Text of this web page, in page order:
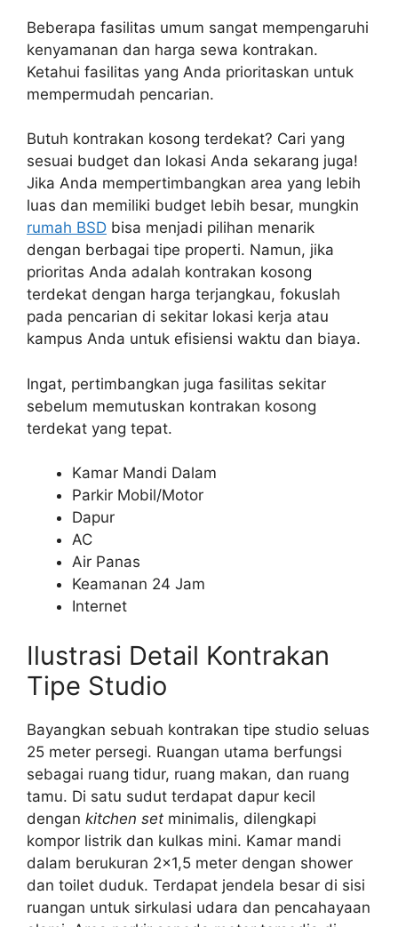
Beberapa fasilitas umum sangat mempengaruhi
kenyamanan dan harga sewa kontrakan.
Ketahui fasilitas yang Anda prioritaskan untuk
mempermudah pencarian.
Butuh kontrakan kosong terdekat? Cari yang
sesuai budget dan lokasi Anda sekarang juga!
Jika Anda mempertimbangkan area yang lebih
luas dan memiliki budget lebih besar, mungkin
rumah BSD bisa menjadi pilihan menarik
dengan berbagai tipe properti. Namun, jika
prioritas Anda adalah kontrakan kosong
terdekat dengan harga terjangkau, fokuslah
pada pencarian di sekitar lokasi kerja atau
kampus Anda untuk efisiensi waktu dan biaya.
Ingat, pertimbangkan juga fasilitas sekitar
sebelum memutuskan kontrakan kosong
terdekat yang tepat.
Kamar Mandi Dalam
Parkir Mobil/Motor
Dapur
AC
Air Panas
Keamanan 24 Jam
Internet
Ilustrasi Detail Kontrakan
Tipe Studio
Bayangkan sebuah kontrakan tipe studio seluas
25 meter persegi. Ruangan utama berfungsi
sebagai ruang tidur, ruang makan, dan ruang
tamu. Di satu sudut terdapat dapur kecil
dengan kitchen set minimalis, dilengkapi
kompor listrik dan kulkas mini. Kamar mandi
dalam berukuran 2×1,5 meter dengan shower
dan toilet duduk. Terdapat jendela besar di sisi
ruangan untuk sirkulasi udara dan pencahayaan